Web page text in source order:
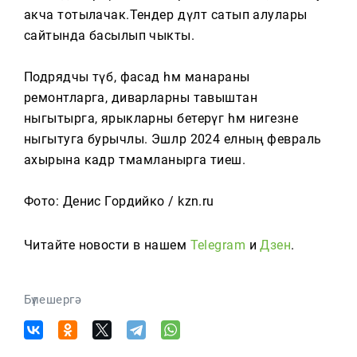
акча тотылачак.Тендер дәүләт сатып алулары
сайтында басылып чыкты.
Подрядчы түбә, фасад һәм манараны
ремонтларга, диварларны тавыштан
ныгытырга, ярыкларны бетерүгә һәм нигезне
ныгытуга бурычлы. Эшләр 2024 елның февраль
ахырына кадәр тәмамланырга тиеш.
Фото: Денис Гордийко / kzn.ru
Читайте новости в нашем Telegram иДзен.
Бүлешергә